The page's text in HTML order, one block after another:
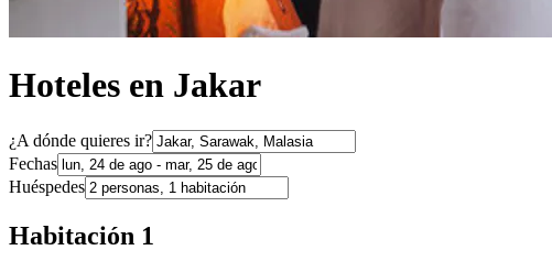
Hoteles en Jakar
¿A dónde quieres ir?
Fechas
Huéspedes
Habitación 1